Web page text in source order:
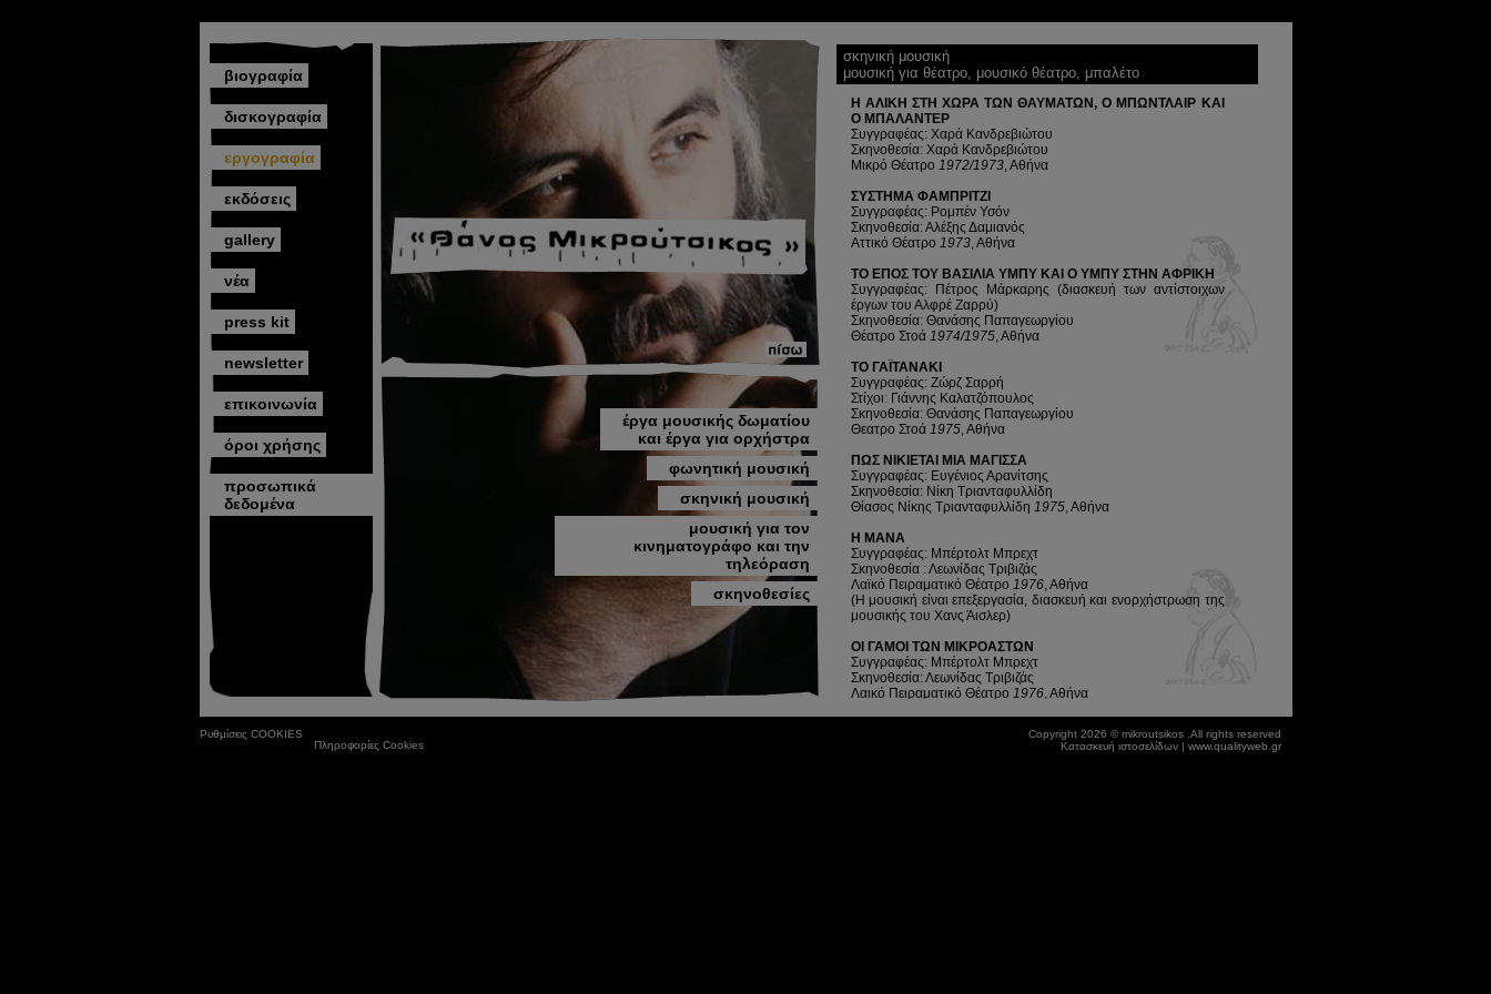
βιογραφία
δισκογραφία
εργογραφία
εκδόσεις
gallery
νέα
press kit
newsletter
επικοινωνία
όροι χρήσης
προσωπικά
δεδομένα
έργα μουσικής δωματίου
και έργα για ορχήστρα
φωνητική μουσική
σκηνική μουσική
μουσική για τον
κινηματογράφο και την
τηλεόραση
σκηνοθεσίες
σκηνική μουσική
μουσική για θέατρο, μουσικό θέατρο, μπαλέτο
Η ΑΛΙΚΗ ΣΤΗ ΧΩΡΑ ΤΩΝ ΘΑΥΜΑΤΩΝ, Ο ΜΠΩΝΤΛΑΙΡ ΚΑΙ
Ο ΜΠΑΛΑΝΤΕΡ
Συγγραφέας: Χαρά Κανδρεβιώτου
Σκηνοθεσία: Χαρά Κανδρεβιώτου
Μικρό Θέατρο 1972/1973, Αθήνα
ΣΥΣΤΗΜΑ ΦΑΜΠΡΙΤΖΙ
Συγγραφέας: Ρομπέν Υσόν
Σκηνοθεσία: Αλέξης Δαμιανός
Αττικό Θέατρο 1973, Αθήνα
ΤΟ ΕΠΟΣ ΤΟΥ ΒΑΣΙΛΙΑ ΥΜΠΥ ΚΑΙ Ο ΥΜΠΥ ΣΤΗΝ ΑΦΡΙΚΗ
Συγγραφέας: Πέτρος Μάρκαρης (διασκευή των αντίστοιχων
έργων του Αλφρέ Ζαρρύ)
Σκηνοθεσία: Θανάσης Παπαγεωργίου
Θέατρο Στοά 1974/1975, Αθήνα
ΤΟ ΓΑΪΤΑΝΑΚΙ
Συγγραφέας: Ζώρζ Σαρρή
Στίχοι: Γιάννης Καλατζόπουλος
Σκηνοθεσία: Θανάσης Παπαγεωργίου
Θεατρο Στοά 1975, Αθήνα
ΠΩΣ ΝΙΚΙΕΤΑΙ ΜΙΑ ΜΑΓΙΣΣΑ
Συγγραφέας: Ευγένιος Αρανίτσης
Σκηνοθεσία: Νίκη Τριανταφυλλίδη
Θίασος Νίκης Τριανταφυλλίδη 1975, Αθήνα
Η ΜΑΝΑ
Συγγραφέας: Μπέρτολτ Μπρεχτ
Σκηνοθεσία : Λεωνίδας Τριβιζάς
Λαϊκό Πειραματικό Θέατρο 1976, Αθήνα
(Η μουσική είναι επεξεργασία, διασκευή και ενορχήστρωση της
μουσικής του Χανς Άισλερ)
ΟΙ ΓΑΜΟΙ ΤΩΝ ΜΙΚΡΟΑΣΤΩΝ
Συγγραφέας: Μπέρτολτ Μπρεχτ
Σκηνοθεσία: Λεωνίδας Τριβιζάς
Λαικό Πειραματικό Θέατρο 1976, Αθήνα
Ρυθμίσεις COOKIES
Πληροφορίες Cookies
Copyright 2026 © mikroutsikos .All rights reserved
Κατασκευή ιστοσελίδων | www.qualityweb.gr